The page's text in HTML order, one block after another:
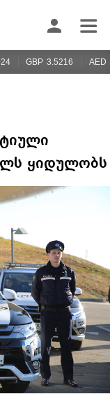
GBP 3.5216 AED
ყიდულობს